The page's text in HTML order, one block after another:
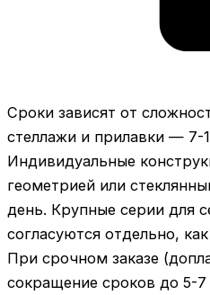
Сроки зависят от
стеллажи и прилавки — 7-
Индивидуальные
геометрией или
день. Крупные серии для
согласуются отдельно,
При срочном заказе
сокращение сроков до 5-7